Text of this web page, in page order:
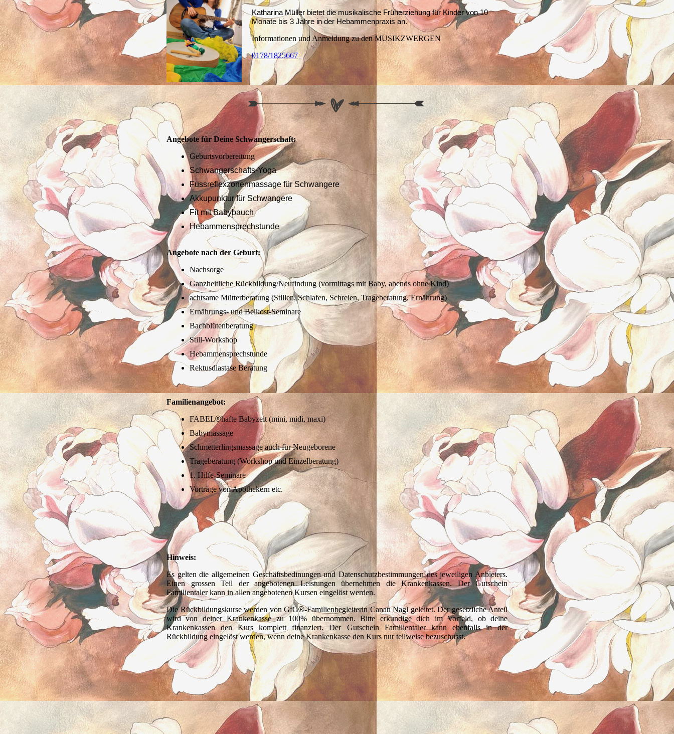
Katharina Müller bietet die musikalische Früherziehung für Kinder von 10
Monate bis 3 Jahre in der Hebammenpraxis an.
Informationen und Anmeldung zu den MUSIKZWERGEN
0178/1825667
Angebote für Deine Schwangerschaft:
Geburtsvorbereitung
Schwangerschafts-Yoga
Fussreflexzonenmassage für Schwangere
Akkupunktur für Schwangere
Fit mit Babybauch
Hebammensprechstunde
Angebote nach der Geburt:
Nachsorge
Ganzheitliche Rückbildung/Neufindung (vormittags mit Baby, abends ohne Kind)
achtsame Mütterberatung (Stillen, Schlafen, Schreien, Trageberatung, Ernährung)
Ernährungs- und Beikost-Seminare
Bachblütenberatung
Still-Workshop
Hebammensprechstunde
Rektusdiastase Beratung
Familienangebot:
FABEL®hafte Babyzeit (mini, midi, maxi)
Babymassage
Schmetterlingsmassage auch für Neugeborene
Trageberatung (Workshop und Einzelberatung)
1. Hilfe-Seminare
Vorträge von Apothekern etc.
Hinweis:
Es gelten die allgemeinen Geschäftsbedinungen und Datenschutzbestimmungen des jeweiligen Anbieters.
Einen grossen Teil der angebotenen Leistungen übernehmen die Krankenkassen. Der Gutschein
Familientaler kann in allen angebotenen Kursen eingelöst werden.
Die Rückbildungskurse werden von GfG®-Familienbegleiterin Canan Nagl geleitet. Der gesetzliche Anteil
wird von deiner Krankenkasse zu 100% übernommen. Bitte erkundige dich im Vorfeld, ob deine
Krankenkassen den Kurs komplett finanziert. Der Gutschein Familientaler kann ebenfalls in der
Rückbildung eingelöst werden, wenn deine Krankenkasse den Kurs nur teilweise bezuschusst.